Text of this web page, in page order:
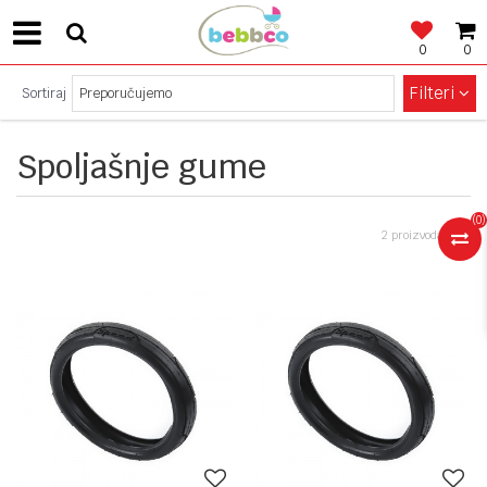
0
0
SIGURNO PLAĆANJE!
(0)
Spoljašnje gume
Sortiraj Filteri
2 proizvoda